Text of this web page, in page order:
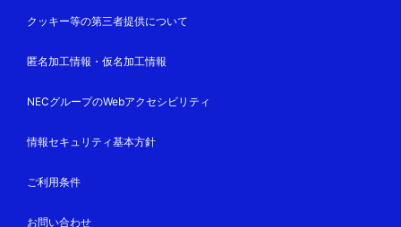
クッキー等の第三者提供について
匿名加工情報・仮名加工情報
NECグループのWebアクセシビリティ
情報セキュリティ基本方針
ご利用条件
お問い合わせ